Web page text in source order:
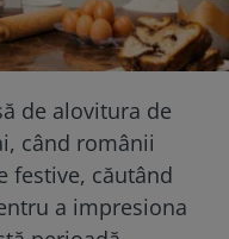
de alovitura de
când românii
festive, căutând
a impresiona